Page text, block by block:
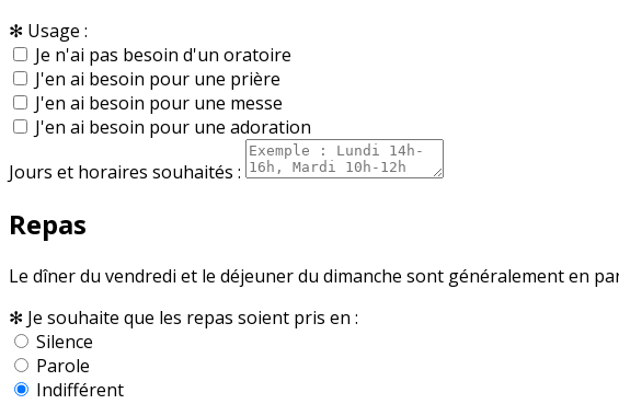
✻ Usage :
Je n'ai pas besoin d'un oratoire
J'en ai besoin pour une prière
J'en ai besoin pour une messe
J'en ai besoin pour une adoration
Jours et horaires souhaités :
Repas
Le dîner du vendredi et le déjeuner du dimanche sont généralement en
✻ Je souhaite que les repas soient pris en :
Silence
Parole
Indifférent